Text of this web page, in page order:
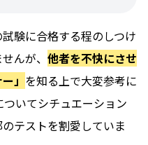
験に合格する程のしつけ
んが、 他者を不快にさせ
」 を知る上で大変参考に
いてシチュエーション
テストを割愛していま